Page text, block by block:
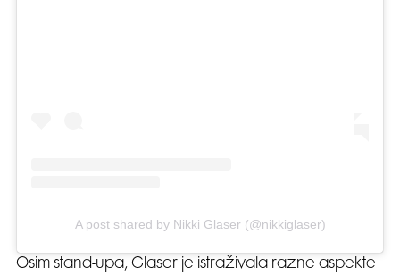
A post shared by Nikki Glaser (@nikkiglaser)
Osim stand-upa, Glaser je istraživala razne aspekte